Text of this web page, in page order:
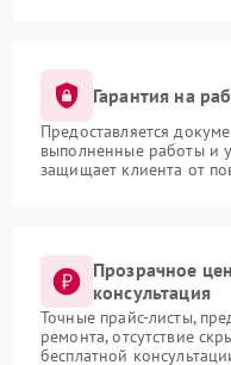
Гарантия на
Предоставляется
выполненные работы и
защищает клиента от
Прозрачное
консультация
Точные прайс-листы,
ремонта, отсутствие
бесплатной